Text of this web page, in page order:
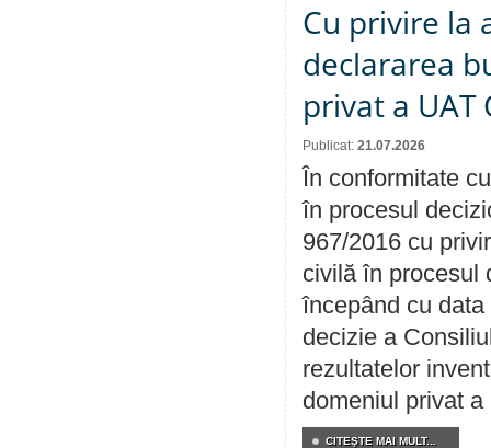
Cu privire la
declararea
privat a UAT
Publicat: 21.07.2026
În conformitate
în procesul
967/2016 cu
civilă în procesul
începând cu
decizie a
rezultatelor
domeniul privat a
CITEŞTE MAI MULT...